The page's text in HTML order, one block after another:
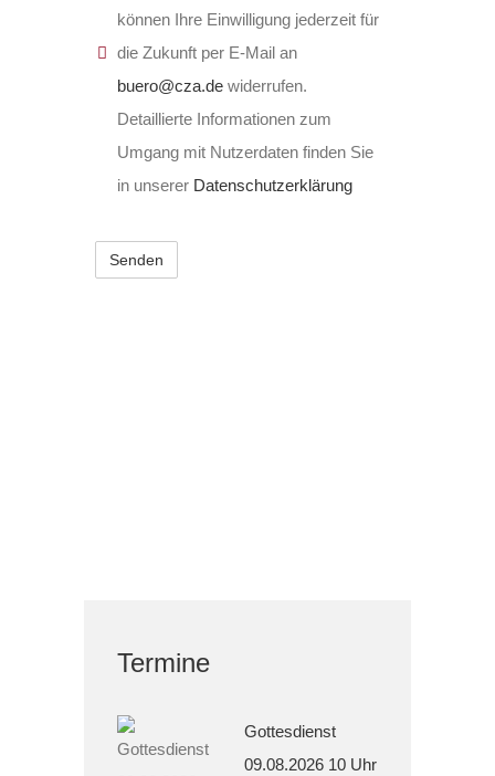
können Ihre Einwilligung jederzeit für
die Zukunft per E-Mail an
buero@cza.de widerrufen.
Detaillierte Informationen zum
Umgang mit Nutzerdaten finden Sie
in unserer Datenschutzerklärung
Termine
Gottesdienst
09.08.2026 10 Uhr